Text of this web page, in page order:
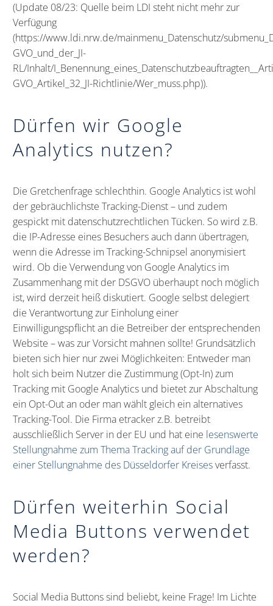
(Update 08/23: Quelle beim LDI steht nicht mehr zur
Verfügung
(https://www.ldi.nrw.de/mainmenu_Datenschutz/
GVO_und_der_JI-
RL/Inhalt/
GVO_Artikel_32_JI-Richtlinie/Wer_muss.php)).
Dürfen wir Google
Analytics nutzen?
Die Gretchenfrage schlechthin. Google Analytics ist wohl
der gebräuchlichste Tracking-Dienst – und zudem
gespickt mit datenschutzrechtlichen Tücken. So wird z.B.
die IP-Adresse eines Besuchers auch dann übertragen,
wenn die Adresse im Tracking-Schnipsel anonymisiert
wird. Ob die Verwendung von Google Analytics im
Zusammenhang mit der DSGVO überhaupt noch möglich
ist, wird derzeit heiß diskutiert. Google selbst delegiert
die Verantwortung zur Einholung einer
Einwilligungspflicht an die Betreiber der entsprechenden
Website – was zur Vorsicht mahnen sollte! Grundsätzlich
bieten sich hier nur zwei Möglichkeiten: Entweder man
holt sich beim Nutzer die Zustimmung (Opt-In) zum
Tracking mit Google Analytics und bietet zur Abschaltung
ein Opt-Out an oder man wählt gleich ein alternatives
Tracking-Tool. Die Firma etracker z.B. betreibt
ausschließlich Server in der EU und hat eine lesenswerte
Stellungnahme zum Thema Tracking auf der Grundlage
einer Stellungnahme des Düsseldorfer Kreisesverfasst.
Dürfen weiterhin Social
Media Buttons verwendet
werden?
Social Media Buttons sind beliebt, keine Frage! Im Lichte